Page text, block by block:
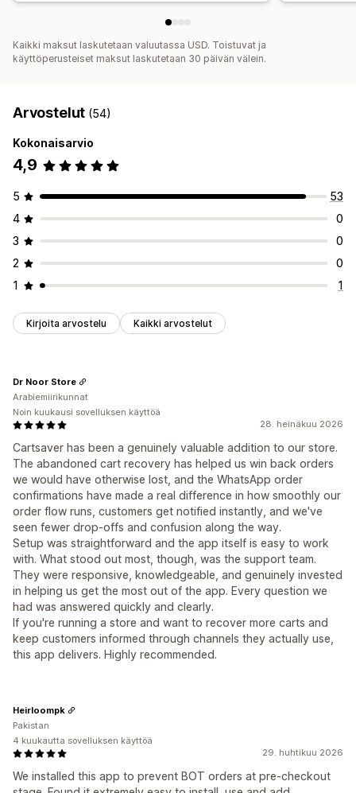
Kaikki maksut laskutetaan valuutassa USD. Toistuvat ja
käyttöperusteiset maksut laskutetaan 30 päivän välein.
Arvostelut (54)
Kokonaisarvio
4,9
5
53
4
0
3
0
2
0
1
1
Kirjoita arvostelu Kaikki arvostelut
28. heinäkuu 2026
Cartsaver has been a genuinely valuable addition to our store.
The abandoned cart recovery has helped us win back orders
we would have otherwise lost, and the WhatsApp order
confirmations have made a real difference in how smoothly our
order flow runs, customers get notified instantly, and we've
seen fewer drop-offs and confusion along the way.
Setup was straightforward and the app itself is easy to work
with. What stood out most, though, was the support team.
They were responsive, knowledgeable, and genuinely invested
in helping us get the most out of the app. Every question we
had was answered quickly and clearly.
If you're running a store and want to recover more carts and
keep customers informed through channels they actually use,
this app delivers. Highly recommended.
Dr Noor Store
Arabiemiirikunnat
Noin kuukausi sovelluksen käyttöä
29. huhtikuu 2026
We installed this app to prevent BOT orders at pre-checkout
Heirloompk
Pakistan
4 kuukautta sovelluksen käyttöä